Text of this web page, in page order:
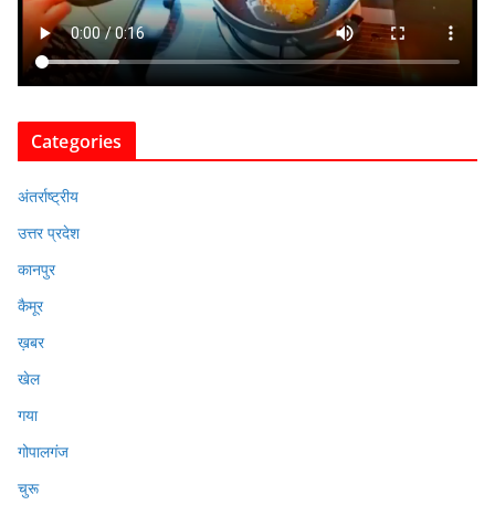
Categories
अंतर्राष्ट्रीय
उत्तर प्रदेश
कानपुर
कैमूर
ख़बर
खेल
गया
गोपालगंज
चुरू